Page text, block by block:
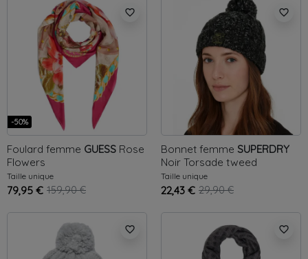
favorite_border
-50%
Foulard femme GUESS Rose
Flowers
Taille unique
79,95 € 159,90 €
favorite_border
Bonnet femme SUPERDRY
Noir Torsade tweed
Taille unique
22,43 € 29,90 €
favorite_border favorite_border